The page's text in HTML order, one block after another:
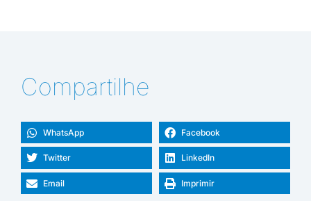
Compartilhe
WhatsApp Facebook
Twitter LinkedIn
Email Imprimir